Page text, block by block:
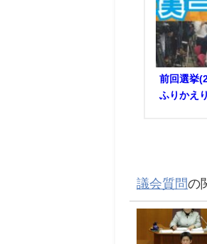
前回選挙
ふりかえり
議会質問の